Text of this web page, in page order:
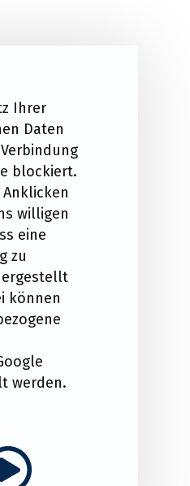
Ihrer
Daten
blockiert.
willigen
eine
zu
können
werden.
video